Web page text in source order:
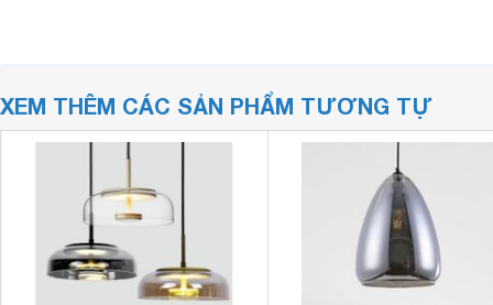
XEM THÊM CÁC SẢN PHẨM TƯƠNG TỰ